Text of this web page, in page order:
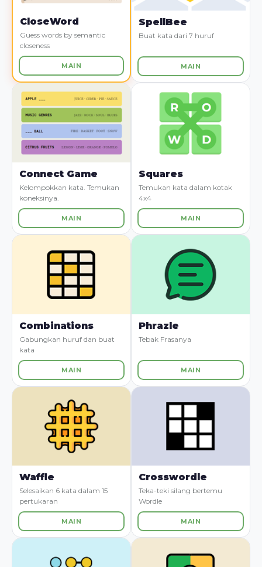
CloseWord
Guess words by semantic
closeness
MAIN
SpellBee
Buat kata dari 7 huruf
MAIN
Connect Game
Kelompokkan kata. Temukan
koneksinya.
MAIN
Squares
Temukan kata dalam kotak
4x4
MAIN
Combinations
Gabungkan huruf dan buat
kata
MAIN
Phrazle
Tebak Frasanya
MAIN
Waffle
Selesaikan 6 kata dalam 15
pertukaran
MAIN
Crosswordle
Teka-teki silang bertemu
Wordle
MAIN